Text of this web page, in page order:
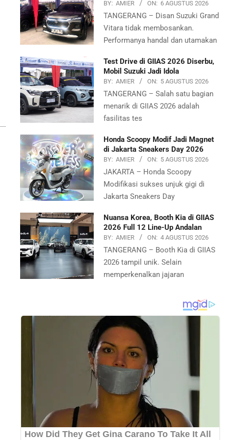
BY: AMIER ON: 6 AGUSTUS 2026
TANGERANG – Disan Suzuki Grand
Vitara tidak membosankan.
Performanya handal dan utamakan
Test Drive di GIIAS 2026 Diserbu,
Mobil Suzuki Jadi Idola
BY: AMIER ON: 5 AGUSTUS 2026
TANGERANG – Salah satu bagian
menarik di GIIAS 2026 adalah
fasilitas tes
Honda Scoopy Modif Jadi Magnet
di Jakarta Sneakers Day 2026
BY: AMIER ON: 5 AGUSTUS 2026
JAKARTA – Honda Scoopy
Modifikasi sukses unjuk gigi di
Jakarta Sneakers Day
Nuansa Korea, Booth Kia di GIIAS
2026 Full 12 Line-Up Andalan
BY: AMIER ON: 4 AGUSTUS 2026
TANGERANG – Booth Kia di GIIAS
2026 tampil unik. Selain
memperkenalkan jajaran